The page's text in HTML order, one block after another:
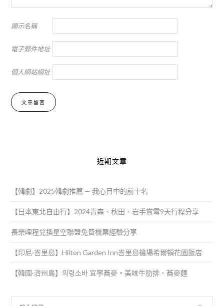
顯示名稱
電子郵件地址
個人網站網址
近期文章
【韓劇】2025韓劇推薦 — 我心目中的前十名
【日本東北自由行】2024青森、秋田、岩手賞雪9天行程分享
長榮哩程兌換星空聯盟免費機票經驗分享
【印尼·峇里島】Hilton Garden Inn峇里島機場希爾頓花園飯店
【韓國·濟州島】의령소바 宜寧蕎麥。美味牛肋排、蕎麥麵